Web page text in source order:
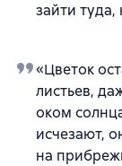
зайти туда,
«Цветок
листьев,
оком
исчезают,
на